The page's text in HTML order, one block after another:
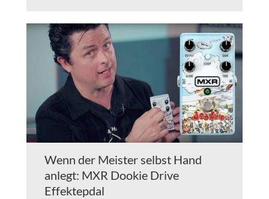
Wenn der Meister selbst Hand
anlegt: MXR Dookie Drive
Effektepdal